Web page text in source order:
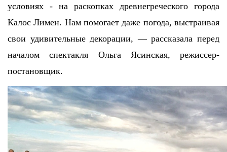
условиях - на раскопках древнегреческого города
Калос Лимен. Нам помогает даже погода, выстраивая
свои удивительные декорации, — рассказала перед
началом спектакля Ольга Ясинская, режиссер-
постановщик.